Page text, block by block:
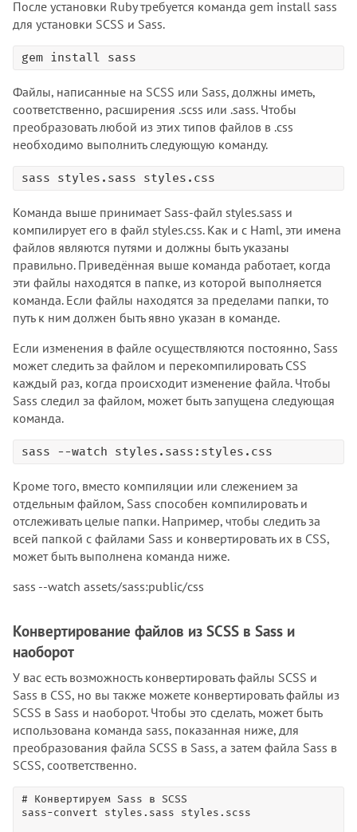
После установки Ruby требуется команда gem install sass
для установки SCSS и Sass.
gem install sass
Файлы, написанные на SCSS или Sass, должны иметь,
соответственно, расширения .scss или .sass. Чтобы
преобразовать любой из этих типов файлов в .css
необходимо выполнить следующую команду.
sass styles.sass styles.css
Команда выше принимает Sass-файл styles.sass и
компилирует его в файл styles.css. Как и с Haml, эти имена
файлов являются путями и должны быть указаны
правильно. Приведённая выше команда работает, когда
эти файлы находятся в папке, из которой выполняется
команда. Если файлы находятся за пределами папки, то
путь к ним должен быть явно указан в команде.
Если изменения в файле осуществляются постоянно, Sass
может следить за файлом и перекомпилировать CSS
каждый раз, когда происходит изменение файла. Чтобы
Sass следил за файлом, может быть запущена следующая
команда.
sass --watch styles.sass:styles.css
Кроме того, вместо компиляции или слежением за
отдельным файлом, Sass способен компилировать и
отслеживать целые папки. Например, чтобы следить за
всей папкой с файлами Sass и конвертировать их в CSS,
может быть выполнена команда ниже.
sass --watch assets/sass:public/css
Конвертирование файлов из SCSS в Sass и
наоборот
У вас есть возможность конвертировать файлы SCSS и
Sass в CSS, но вы также можете конвертировать файлы из
SCSS в Sass и наоборот. Чтобы это сделать, может быть
использована команда sass, показанная ниже, для
преобразования файла SCSS в Sass, а затем файла Sass в
SCSS, соответственно.
# Конвертируем Sass в SCSS
sass-convert styles.sass styles.scss